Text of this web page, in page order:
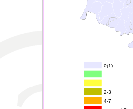
0(1)
2-3
4-7